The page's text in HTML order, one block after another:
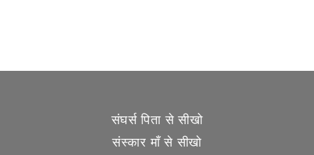
संघर्स पिता से सीखो
संस्कार माँ से सीखो